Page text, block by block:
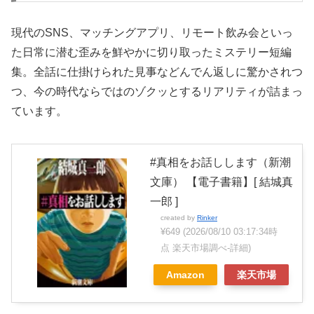
現代のSNS、マッチングアプリ、リモート飲み会といっ
た日常に潜む歪みを鮮やかに切り取ったミステリー短編
集。全話に仕掛けられた見事などんでん返しに驚かされつ
つ、今の時代ならではのゾクッとするリアリティが詰まっ
ています。
#真相をお話しします（新潮
文庫） 【電子書籍】[ 結城真
一郎 ]
created by Rinker
¥649 (2026/08/10 03:17:34時
点 楽天市場調べ-詳細)
Amazon 楽天市場